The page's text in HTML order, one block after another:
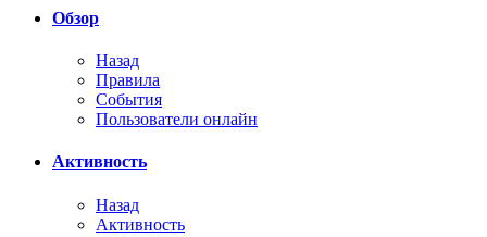
Обзор
Назад
Правила
События
Пользователи онлайн
Активность
Назад
Активность